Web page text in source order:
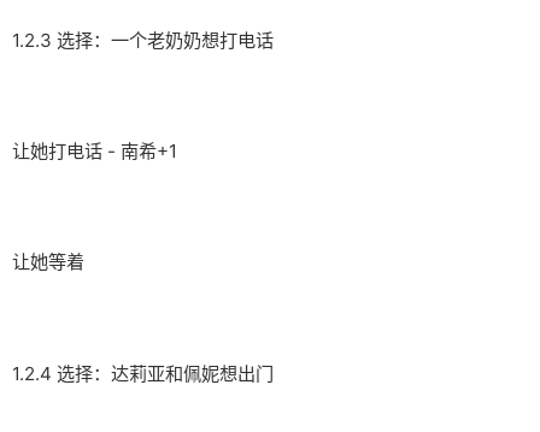
1.2.3 选择：一个老奶奶想打电话
让她打电话 - 南希+1
让她等着
1.2.4 选择：达莉亚和佩妮想出门